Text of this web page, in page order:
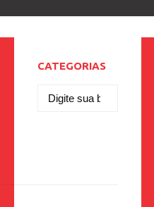
CATEGORIAS